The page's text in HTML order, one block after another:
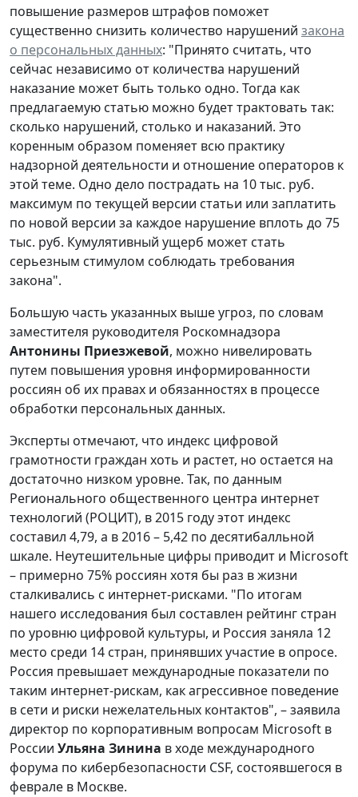
повышение размеров штрафов поможет
существенно снизить количество нарушений закона
о персональных данных: "Принято считать, что
сейчас независимо от количества нарушений
наказание может быть только одно. Тогда как
предлагаемую статью можно будет трактовать так:
сколько нарушений, столько и наказаний. Это
коренным образом поменяет всю практику
надзорной деятельности и отношение операторов к
этой теме. Одно дело пострадать на 10 тыс. руб.
максимум по текущей версии статьи или заплатить
по новой версии за каждое нарушение вплоть до 75
тыс. руб. Кумулятивный ущерб может стать
серьезным стимулом соблюдать требования
закона".
Большую часть указанных выше угроз, по словам
заместителя руководителя Роскомнадзора
Антонины Приезжевой, можно нивелировать
путем повышения уровня информированности
россиян об их правах и обязанностях в процессе
обработки персональных данных.
Эксперты отмечают, что индекс цифровой
грамотности граждан хоть и растет, но остается на
достаточно низком уровне. Так, по данным
Регионального общественного центра интернет
технологий (РОЦИТ), в 2015 году этот индекс
составил 4,79, а в 2016 – 5,42 по десятибалльной
шкале. Неутешительные цифры приводит и Microsoft
– примерно 75% россиян хотя бы раз в жизни
сталкивались с интернет-рисками. "По итогам
нашего исследования был составлен рейтинг стран
по уровню цифровой культуры, и Россия заняла 12
место среди 14 стран, принявших участие в опросе.
Россия превышает международные показатели по
таким интернет-рискам, как агрессивное поведение
в сети и риски нежелательных контактов", – заявила
директор по корпоративным вопросам Microsoft в
России Ульяна Зинина в ходе международного
форума по кибербезопасности CSF, состоявшегося в
феврале в Москве.